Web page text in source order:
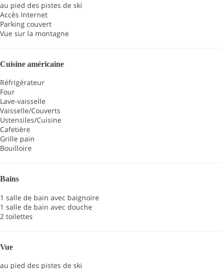
au pied des pistes de ski
Accès Internet
Parking couvert
Vue sur la montagne
Cuisine américaine
Réfrigérateur
Four
Lave-vaisselle
Vaisselle/Couverts
Ustensiles/Cuisine
Cafetière
Grille pain
Bouilloire
Bains
1 salle de bain avec baignoire
1 salle de bain avec douche
2 toilettes
Vue
au pied des pistes de ski